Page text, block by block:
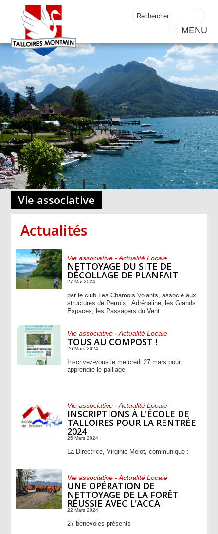
MENU
Vie associative
Actualités
Vie associative - Actualité Locale
NETTOYAGE DU SITE DE
DÉCOLLAGE DE PLANFAIT
27 Mai 2024
par le club Les Chamois Volants, associé aux
structures de Perroix : Adrénaline, les Grands
Espaces, les Passagers du Vent.
Vie associative - Actualité Locale
TOUS AU COMPOST !
26 Mars 2024
Inscrivez-vous le mercredi 27 mars pour
apprendre le paillage
Vie associative - Actualité Locale
INSCRIPTIONS À L'ÉCOLE DE
TALLOIRES POUR LA RENTRÉE
2024
25 Mars 2024
La Directrice, Virginie Melot, communique :
Vie associative - Actualité Locale
UNE OPÉRATION DE
NETTOYAGE DE LA FORÊT
RÉUSSIE AVEC L'ACCA
22 Mars 2024
27 bénévoles présents